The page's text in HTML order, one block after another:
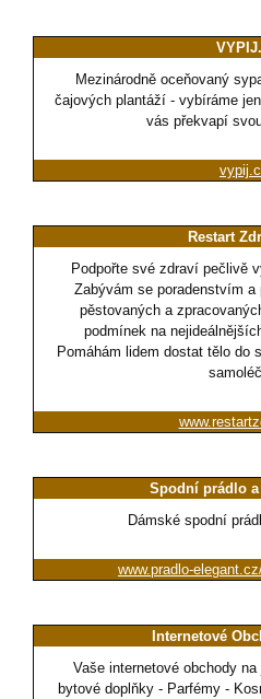
Mezinárodně oceňovaný
čajových plantáží - vybíráme
vás překvapí
Restart
Podpořte své zdraví pečlivě
Zabývám se poradenstvím a
pěstovaných a
podmínek na
Pomáhám lidem dostat tělo do
Spodní prádlo
Dámské spodní
www.pradlo-
Internetové
Vaše internetové obchody
bytové doplňky - Parfémy -